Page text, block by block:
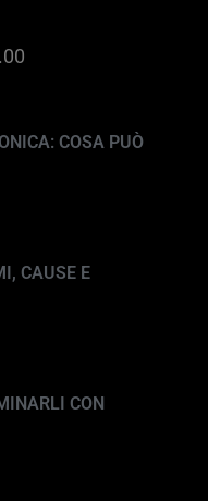
COSA PUÒ
CAUSE E
CON